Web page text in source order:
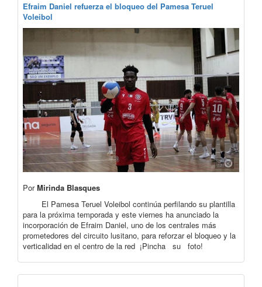
Efraim Daniel refuerza el bloqueo del Pamesa Teruel
Voleibol
PorMirinda Blasques
El Pamesa Teruel Voleibol continúa perfilando su plantilla
para la próxima temporada y este viernes ha anunciado la
incorporación de Efraim Daniel, uno de los centrales más
prometedores del circuito lusitano, para reforzar el bloqueo y la
verticalidad en el centro de la red ¡Pincha su foto!